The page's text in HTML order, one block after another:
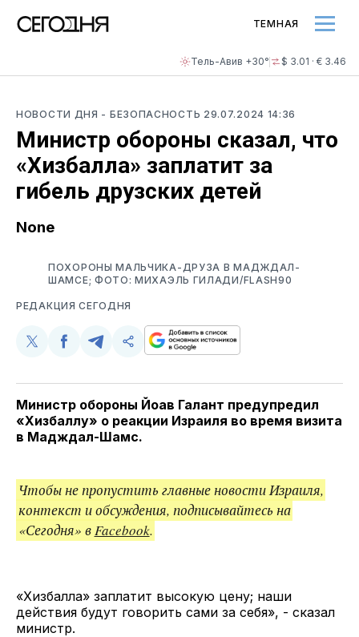
Тель-Авив +30° $ 3.01 · € 3.46
ТЕМНАЯ
НОВОСТИ ДНЯ - БЕЗОПАСНОСТЬ 29.07.2024 14:36
Министр обороны сказал, что
«Хизбалла» заплатит за
гибель друзских детей
None
ПОХОРОНЫ МАЛЬЧИКА-ДРУЗА В МАДЖДАЛ-
ШАМСЕ; ФОТО: МИХАЭЛЬ ГИЛАДИ/FLASH90
РЕДАКЦИЯ СЕГОДНЯ
Поделиться
Twitter
Поделиться
Facebook
Поделиться
Telegram
Скопируйте
поделитесь
ссылкой
Министр обороны Йоав Галант предупредил
«Хизбаллу» о реакции Израиля во время визита
в Мадждал-Шамс.
Чтобы не пропустить главные новости Израиля,
контекст и обсуждения, подписывайтесь на
«Сегодня» вFacebook.
«Хизбалла» заплатит высокую цену; наши
действия будут говорить сами за себя», - сказал
министр.